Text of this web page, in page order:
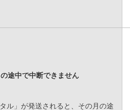
途中で中断できません
ル」が発送されると、その月の途